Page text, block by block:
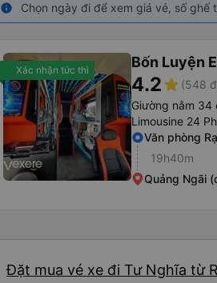
info Chọn ngày đi để xem giá vé, số
Xác nhận tức thì Bốn Luyện
4.2star (548
Giường nằm 34
Limousine 24
Văn phòng
19h40m
Quảng Ngãi
Đặt mua vé xe đi Tư Nghĩa từ